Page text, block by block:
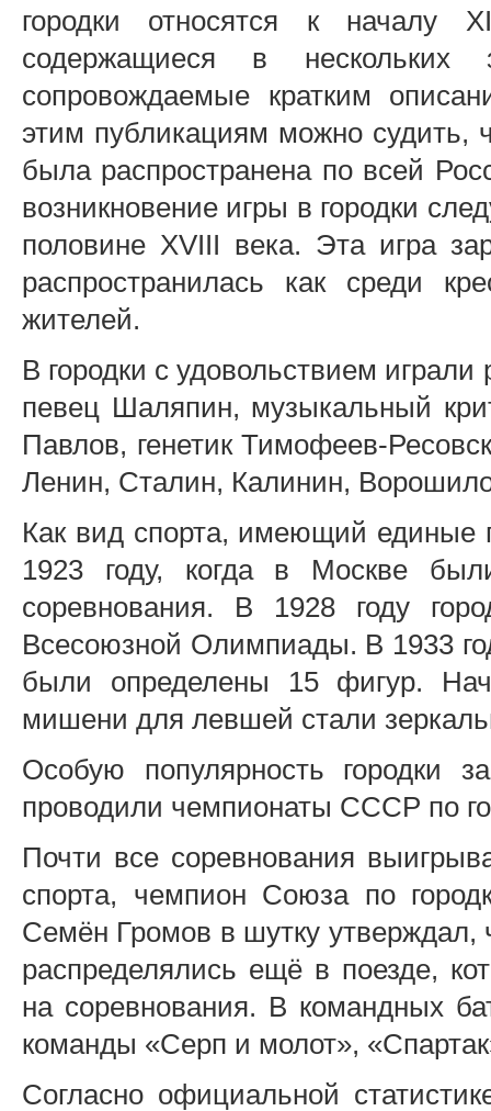
городки относятся к началу
содержащиеся в нескольких
сопровождаемые кратким
этим публикациям можно судить,
была распространена по всей
возникновение игры в городки
половине XVIII века. Эта игра
распространилась как среди
жителей.
В городки с удовольствием играли
певец Шаляпин, музыкальный
Павлов, генетик Тимофеев-
Ленин, Сталин, Калинин,
Как вид спорта, имеющий единые
1923 году, когда в Москве
соревнования. В 1928 году
Всесоюзной Олимпиады. В 1933
были определены 15 фигур.
мишени для левшей стали
Особую популярность городки
проводили чемпионаты СССР по
Почти все соревнования
спорта, чемпион Союза по
Семён Громов в шутку утверждал,
распределялись ещё в поезде,
на соревнования. В командных
команды «Серп и молот»,
Согласно официальной